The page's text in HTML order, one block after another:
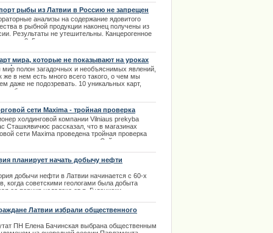
предоставить определенный новым порядком
объем документов для оформления
рыбы из Латвии в Россию не запрещен
анализы на содержание ядовитого
в рыбной продукции наконец получены из
Результаты не утешительны. Канцерогенное
в 3, 5 раза превышает допустимую норму.
Марис Балодис.
мира, которые не показывают на уроках
полон загадочных и необъяснимых явлений,
же в нем есть много всего такого, о чем мы
даже не подозревать. 10 уникальных карт,
большинство из нас никогда не видели, а еще
сети Maxima - тройная проверка
холдинговой компании Vilniaus prekyba
Сташкявичюс рассказал что в магазинах
сети Maxima проведена тройная проверка
Сейчас
планирует начать добычу нефти
добычи нефти в Латвии начинается с 60-х
когда советскими геологами была добыта
ее порция недалеко от п. Гудениеки.
этого нефть была обнаружена на морском дне.
Латвии избрали общественного
ПН Елена Бачинская выбрана общественным